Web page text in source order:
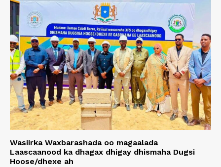
Wasiirka Waxbarashada oo magaalada
Laascaanood ka dhagax dhigay dhismaha Dugsi
Hoose/dhexe ah